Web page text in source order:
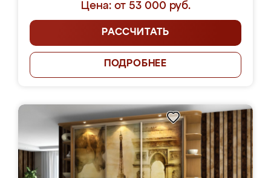
Цена: от 53 000 руб.
РАССЧИТАТЬ
ПОДРОБНЕЕ